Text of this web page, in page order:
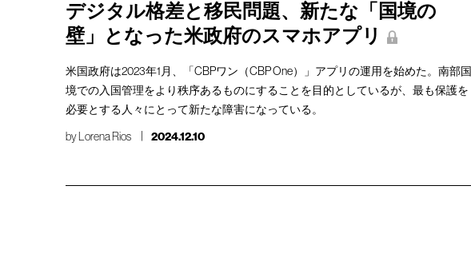
デジタル格差と移民問題、新たな「国境の
壁」となった米政府のスマホアプリ
米国政府は2023年1月、「CBPワン（CBP One）」アプリの運用を始めた。南部国
境での入国管理をより秩序あるものにすることを目的としているが、最も保護を
必要とする人々にとって新たな障害になっている。
by Lorena Rios 2024.12.10